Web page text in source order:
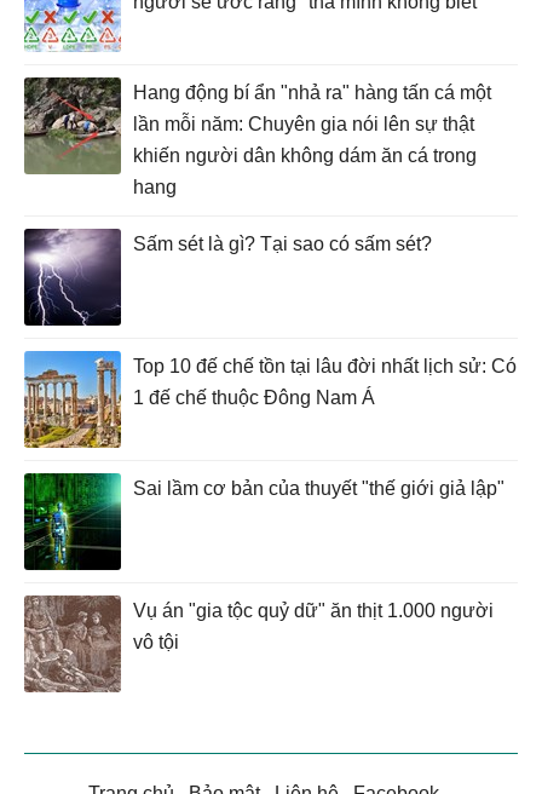
Hang động bí ẩn "nhả ra" hàng tấn cá một
lần mỗi năm: Chuyên gia nói lên sự thật
khiến người dân không dám ăn cá trong
hang
Sấm sét là gì? Tại sao có sấm sét?
Top 10 đế chế tồn tại lâu đời nhất lịch sử: Có
1 đế chế thuộc Đông Nam Á
Sai lầm cơ bản của thuyết "thế giới giả lập"
Vụ án "gia tộc quỷ dữ" ăn thịt 1.000 người
vô tội